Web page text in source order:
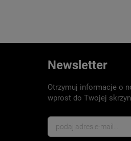
Newsletter
Otrzymuj informacje o
wprost do Twojej